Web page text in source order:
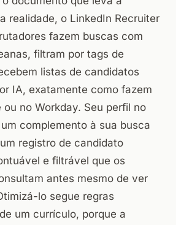
realidade, o LinkedIn Recruiter
fazem buscas com
filtram por tags de
listas de candidatos
IA, exatamente como fazem
ou no Workday. Seu perfil no
complemento à sua busca
registro de candidato
e filtrável que os
antes mesmo de ver
lo segue regras
um currículo, porque a